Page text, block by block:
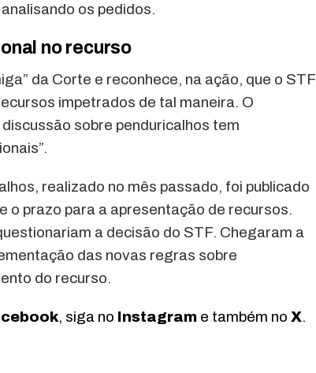
os pedidos.
no recurso
da Corte e reconhece, na ação, que o STF
impetrados de tal maneira. O
sobre penduricalhos tem
realizado no mês passado, foi publicado
o prazo para a apresentação de recursos.
a decisão do STF. Chegaram a
das novas regras sobre
do recurso.
, siga no Instagram e também no X.